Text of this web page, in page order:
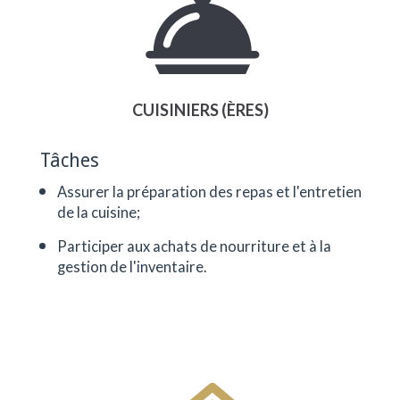
CUISINIERS (ÈRES)
Tâches
Assurer la préparation des repas et l'entretien
de la cuisine;
Participer aux achats de nourriture et à la
gestion de l'inventaire.